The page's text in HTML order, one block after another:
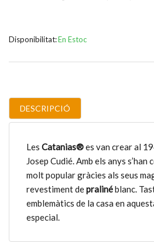
Disponibilitat:En Estoc
DESCRIPCIÓ
Les Catanias®es van crear al
Josep Cudié. Amb els anys
molt popular gràcies als seus
revestiment depralinéblanc.
emblemàtics de la casa en
especial.